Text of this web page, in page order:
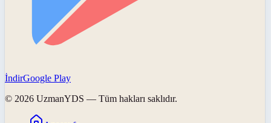
İndirGoogle Play
© 2026 UzmanYDS — Tüm hakları saklıdır.